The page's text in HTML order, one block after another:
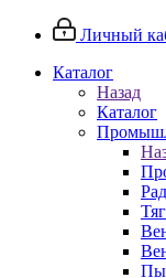
Личный
Каталог
Назад
Каталог